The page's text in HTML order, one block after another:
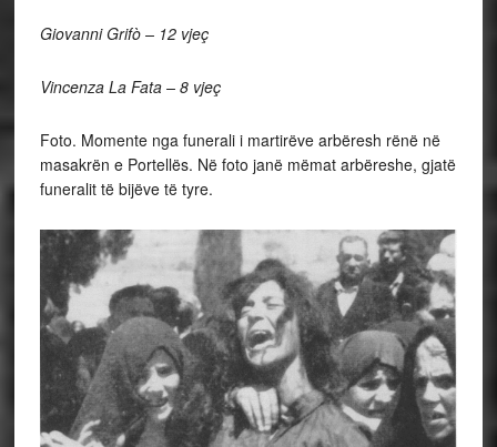
Giovanni Grifò – 12 vjeç
Vincenza La Fata – 8 vjeç
Foto. Momente nga funerali i martirëve arbëresh rënë në
masakrën e Portellës. Në foto janë mëmat arbëreshe, gjatë
funeralit të bijëve të tyre.